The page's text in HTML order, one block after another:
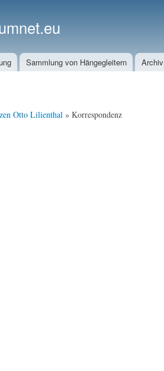
Sammlung von Hängegleitern Archiv
Otto Lilienthal » Korrespondenz